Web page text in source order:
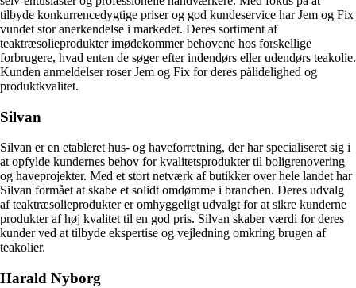
tilbyde konkurrencedygtige priser og god kundeservice har Jem og Fix
vundet stor anerkendelse i markedet. Deres sortiment af
teaktræsolieprodukter imødekommer behovene hos forskellige
forbrugere, hvad enten de søger efter indendørs eller udendørs teakolie.
Kunden anmeldelser roser Jem og Fix for deres pålidelighed og
produktkvalitet.
Silvan
Silvan er en etableret hus- og haveforretning, der har specialiseret sig i
at opfylde kundernes behov for kvalitetsprodukter til boligrenovering
og haveprojekter. Med et stort netværk af butikker over hele landet har
Silvan formået at skabe et solidt omdømme i branchen. Deres udvalg
af teaktræsolieprodukter er omhyggeligt udvalgt for at sikre kunderne
produkter af høj kvalitet til en god pris. Silvan skaber værdi for deres
kunder ved at tilbyde ekspertise og vejledning omkring brugen af
teakolier.
Harald Nyborg